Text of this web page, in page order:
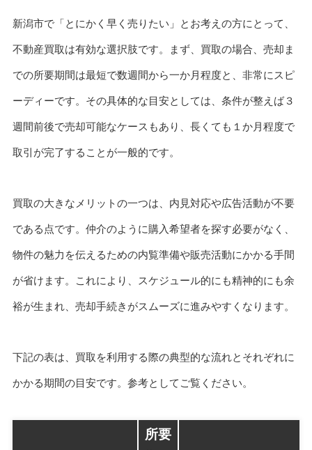
新潟市で「とにかく早く売りたい」とお考えの方にとって、
不動産買取は有効な選択肢です。まず、買取の場合、売却ま
での所要期間は最短で数週間から一か月程度と、非常にスピ
ーディーです。その具体的な目安としては、条件が整えば３
週間前後で売却可能なケースもあり、長くても１か月程度で
取引が完了することが一般的です。
買取の大きなメリットの一つは、内見対応や広告活動が不要
である点です。仲介のように購入希望者を探す必要がなく、
物件の魅力を伝えるための内覧準備や販売活動にかかる手間
が省けます。これにより、スケジュール的にも精神的にも余
裕が生まれ、売却手続きがスムーズに進みやすくなります。
下記の表は、買取を利用する際の典型的な流れとそれぞれに
かかる期間の目安です。参考としてご覧ください。
所要